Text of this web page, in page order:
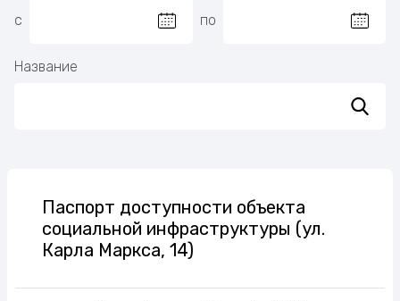
с
Выбрать дату в календаре
по
Название
Паспорт доступности объекта
социальной инфраструктуры (ул.
Карла Маркса, 14)